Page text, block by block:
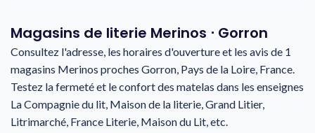
Magasins de literie Merinos ⋅ Gorron
Consultez l'adresse, les horaires d'ouverture et les avis de 1
magasins Merinos proches Gorron, Pays de la Loire, France.
Testez la fermeté et le confort des matelas dans les enseignes
La Compagnie du lit, Maison de la literie, Grand Litier,
Litrimarché, France Literie, Maison du Lit, etc.